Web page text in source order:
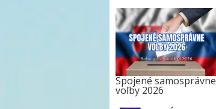
Spojené samosprávne
voľby 2026